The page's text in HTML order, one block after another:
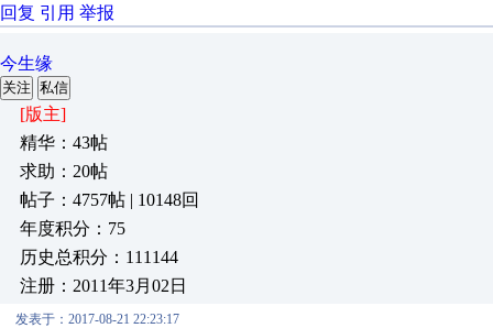
回复 引用 举报
今生缘
关注 私信
[版主]
精华：43帖
求助：20帖
帖子：4757帖 | 10148回
年度积分：75
历史总积分：111144
注册：2011年3月02日
发表于：2017-08-21 22:23:17